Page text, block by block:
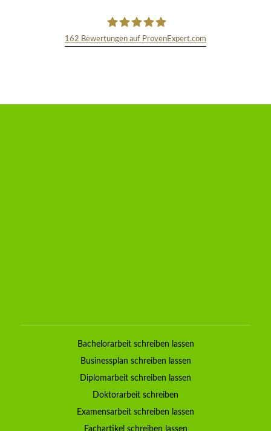
162 Bewertungen auf ProvenExpert.com
Bachelorarbeit schreiben lassen
Businessplan schreiben lassen
Diplomarbeit schreiben lassen
Doktorarbeit schreiben
Examensarbeit schreiben lassen
Fachartikel schreiben lassen